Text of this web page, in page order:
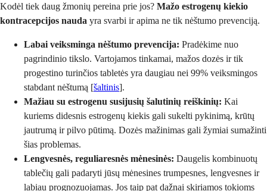
Kodėl tiek daug žmonių pereina prie jos? Mažo estrogenų kiekio
kontracepcijos nauda yra svarbi ir apima ne tik nėštumo prevenciją.
Labai veiksminga nėštumo prevencija: Pradėkime nuo
pagrindinio tikslo. Vartojamos tinkamai, mažos dozės ir tik
progestino turinčios tabletės yra daugiau nei 99% veiksmingos
stabdant nėštumą [šaltinis].
Mažiau su estrogenu susijusių šalutinių reiškinių: Kai
kuriems didesnis estrogenų kiekis gali sukelti pykinimą, krūtų
jautrumą ir pilvo pūtimą. Dozės mažinimas gali žymiai sumažinti
šias problemas.
Lengvesnės, reguliaresnės mėnesinės: Daugelis kombinuotų
tablečių gali padaryti jūsų mėnesines trumpesnes, lengvesnes ir
labiau prognozuojamas. Jos taip pat dažnai skiriamos tokioms